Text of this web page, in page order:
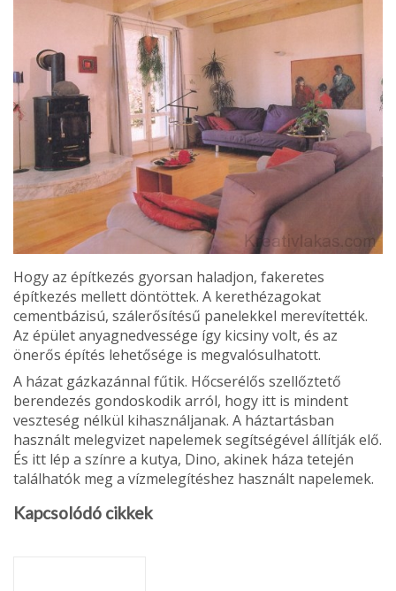
Hogy az építkezés gyorsan haladjon, fakeretes
építkezés mellett döntöttek. A keret­hézagokat
cementbázisú, szálerősítésű panelekkel mere­vítették.
Az épület anyagned­vessége így kicsiny volt, és az
önerős építés lehetősége is megvalósulhatott.
A házat gázkazánnal fűtik. Hőcserélős szellőztető
beren­dezés gondoskodik arról, hogy itt is mindent
veszteség nélkül kihasználjanak. A háztartásban
használt melegvizet napelemek segítségével állítják elő.
És itt lép a színre a kutya, Dino, akinek háza tetején
találhatók meg a vízmelegí­téshez használt napelemek.
Kapcsolódó cikkek